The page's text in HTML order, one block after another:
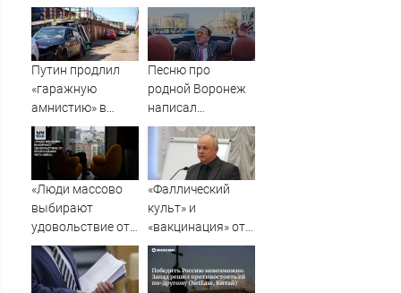
Путин продлил
«гаражную
амнистию» в
России до 1
сентября 2031
года
Песню про
родной Воронеж
написал
музыкант Михаил
Гребенщиков -
ВестиПК в
Воронеже
«Люди массово
выбирают
удовольствие от
пропускания чего-
либо»
«Фаллический
культ» и
«вакцинация» от
Грефа для
«дорогих
россиян»